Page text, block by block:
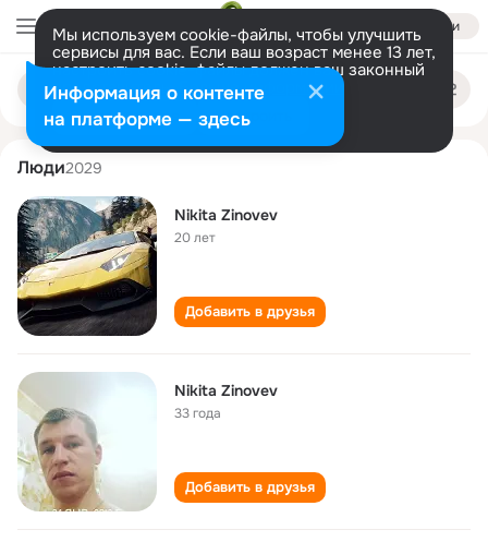
Войти
Мы используем cookie-файлы, чтобы улучшить
сервисы для вас. Если ваш возраст менее 13 лет,
настроить cookie-файлы должен ваш законный
представитель. Больше информации
Разрешить все Настроить
Поиск
людям
nikita zinovev
Люди2029
Nikita Zinovev
20 лет
Добавить в друзья
Nikita Zinovev
33 года
Добавить в друзья
Информация о контенте
на платформе — здесь